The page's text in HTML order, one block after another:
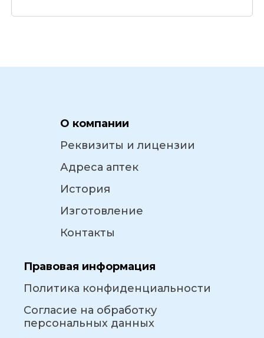
О компании
Реквизиты и лицензии
Адреса аптек
История
Изготовление
Контакты
Правовая информация
Политика конфиденциальности
Согласие на обработку
персональных данных